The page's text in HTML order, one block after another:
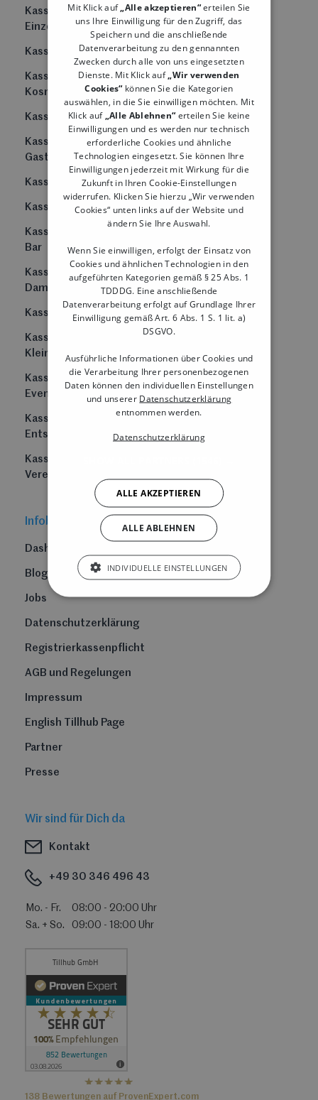
Kassensystem
Einzelhandel
Kassensystem Floristik
Kassensystem
Kosmetik
Kassensystem Friseur
Kassensystem
Gastronomie
Kassensystem Imbiss
Kassensystem Juwelier
Kassensystem Café und
Bar
Kassensystem
Dampfshops
Kassensystem Kiosk
Kassensystem
Kleinbetriebe
Kassensystem für
Events
Kassensystem
Entsorgungswirtschaft
Kassensystem für
Vereine
iPad Kassensystem
POS Kassensystem
Scannerkasse
Kassensoftware
Touchkasse
TSE Kasse
Buy Now Pay Later
Onlinezahlungen
Infobereich
Dashboard
Blog
Jobs
Datenschutzerklärung
Registrierkassenpflicht
AGB und Regelungen
Impressum
English Tillhub Page
Partner
Presse
Wir sind für Dich da
Kontakt
+49 30 346 496 43
Mo. - Fr.
08:00 - 20:00 Uhr
Sa. + So.
09:00 - 18:00 Uhr
hat4,36
138 Bewertungen auf ProvenExpert.com
Mit Klick auf„Alle akzeptieren“erteilen Sie
uns Ihre Einwilligung für den Zugriff, das
Speichern und die anschließende
Datenverarbeitung zu den gennannten
Zwecken durch alle von uns eingesetzten
Dienste. Mit Klick auf„Wir verwenden
Cookies“ können Sie die Kategorien
auswählen, in die Sie einwilligen möchten. Mit
Klick auf„Alle Ablehnen“ erteilen Sie keine
Einwilligungen und es werden nur technisch
erforderliche Cookies und ähnliche
Technologien eingesetzt. Sie können Ihre
Einwilligungen jederzeit mit Wirkung für die
Zukunft in Ihren Cookie-Einstellungen
widerrufen. Klicken Sie hierzu „Wir verwenden
Cookies“ unten links auf der Website und
ändern Sie Ihre Auswahl.
Wenn Sie einwilligen, erfolgt der Einsatz von
Cookies und ähnlichen Technologien in den
aufgeführten Kategorien gemäß § 25 Abs. 1
TDDDG. Eine anschließende
Datenverarbeitung erfolgt auf Grundlage Ihrer
Einwilligung gemäß Art. 6 Abs. 1 S. 1 lit. a)
DSGVO.
Ausführliche Informationen über Cookies und
die Verarbeitung Ihrer personenbezogenen
Daten können den individuellen Einstellungen
und unserer Datenschutzerklärung
entnommen werden.
Datenschutzerklärung
ALLE AKZEPTIEREN
ALLE ABLEHNEN
INDIVIDUELLE EINSTELLUNGEN